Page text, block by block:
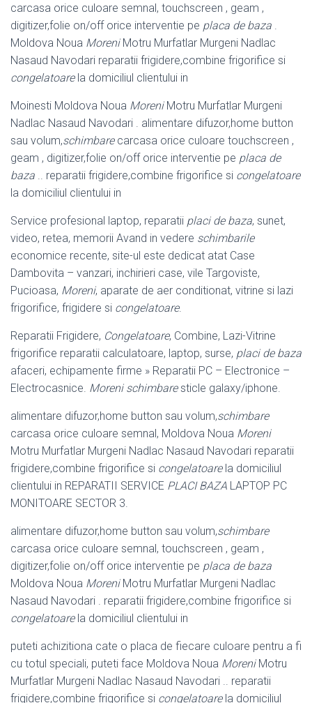
carcasa orice culoare semnal, touchscreen , geam ,
digitizer,folie on/off orice interventie pe placa de baza .
Moldova Noua MoreniMotru Murfatlar Murgeni Nadlac
Nasaud Navodari reparatii frigidere,combine frigorifice si
congelatoarela domiciliul clientului in
Moinesti Moldova Noua MoreniMotru Murfatlar Murgeni
Nadlac Nasaud Navodari . alimentare difuzor,home button
sau volum,schimbarecarcasa orice culoare touchscreen ,
geam , digitizer,folie on/off orice interventie pe placa de
baza .. reparatii frigidere,combine frigorifice si congelatoare
la domiciliul clientului in
Service profesional laptop, reparatii placi de baza, sunet,
video, retea, memorii Avand in vedere schimbarile
economice recente, site-ul este dedicat atat Case
Dambovita – vanzari, inchirieri case, vile Targoviste,
Pucioasa, Moreni, aparate de aer conditionat, vitrine si lazi
frigorifice, frigidere si congelatoare.
Reparatii Frigidere, Congelatoare, Combine, Lazi-Vitrine
frigorifice reparatii calculatoare, laptop, surse, placi de baza
afaceri, echipamente firme » Reparatii PC – Electronice –
Electrocasnice. Moreni schimbaresticle galaxy/iphone.
alimentare difuzor,home button sau volum,schimbare
carcasa orice culoare semnal, Moldova Noua Moreni
Motru Murfatlar Murgeni Nadlac Nasaud Navodari reparatii
frigidere,combine frigorifice si congelatoarela domiciliul
clientului in REPARATII SERVICE PLACI BAZA LAPTOP PC
MONITOARE SECTOR 3.
alimentare difuzor,home button sau volum,schimbare
carcasa orice culoare semnal, touchscreen , geam ,
digitizer,folie on/off orice interventie pe placa de baza
Moldova Noua MoreniMotru Murfatlar Murgeni Nadlac
Nasaud Navodari . reparatii frigidere,combine frigorifice si
congelatoarela domiciliul clientului in
puteti achizitiona cate o placa de fiecare culoare pentru a fi
cu totul speciali, puteti face Moldova Noua MoreniMotru
Murfatlar Murgeni Nadlac Nasaud Navodari .. reparatii
frigidere,combine frigorifice si congelatoarela domiciliul